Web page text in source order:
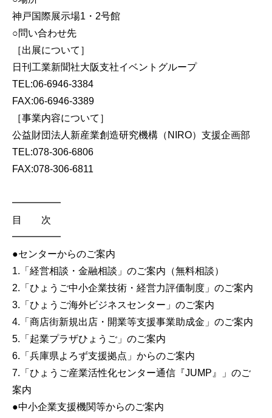
神戸国際展示場1・2号館
○問い合わせ先
［出展について］
日刊工業新聞社大阪支社イベントグループ
TEL:06-6946-3384
FAX:06-6946-3389
［事業内容について］
公益財団法人新産業創造研究機構（NIRO）支援企画部
TEL:078-306-6806
FAX:078-306-6811
━━━━━
目 次
━━━━━
●センターからのご案内
1.「経営相談・金融相談」のご案内（無料相談）
2.「ひょうご中小企業技術・経営力評価制度」のご案内
3.「ひょうご海外ビジネスセンター」のご案内
4.「商店街新規出店・開業等支援事業助成金」のご案内
5.「起業プラザひょうご」のご案内
6.「兵庫県よろず支援拠点」からのご案内
7.「ひょうご産業活性化センター通信『JUMP』」のご
案内
●中小企業支援機関等からのご案内